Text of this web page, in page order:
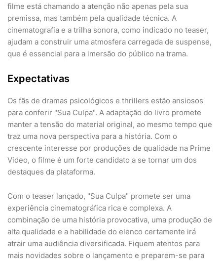
filme está chamando a atenção não apenas pela sua
premissa, mas também pela qualidade técnica. A
cinematografia e a trilha sonora, como indicado no teaser,
ajudam a construir uma atmosfera carregada de suspense,
que é essencial para a imersão do público na trama.
Expectativas
Os fãs de dramas psicológicos e thrillers estão ansiosos
para conferir "Sua Culpa". A adaptação do livro promete
manter a tensão do material original, ao mesmo tempo que
traz uma nova perspectiva para a história. Com o
crescente interesse por produções de qualidade na Prime
Video, o filme é um forte candidato a se tornar um dos
destaques da plataforma.
Com o teaser lançado, "Sua Culpa" promete ser uma
experiência cinematográfica rica e complexa. A
combinação de uma história provocativa, uma produção de
alta qualidade e a habilidade do elenco certamente irá
atrair uma audiência diversificada. Fiquem atentos para
mais novidades sobre o lançamento e preparem-se para